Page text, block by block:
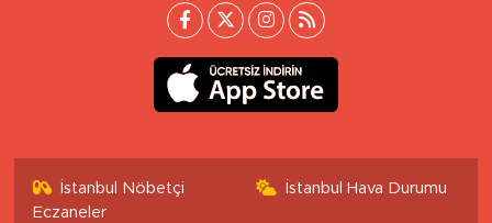
İstanbul Nöbetçi
Eczaneler
İstanbul Hava Durumu